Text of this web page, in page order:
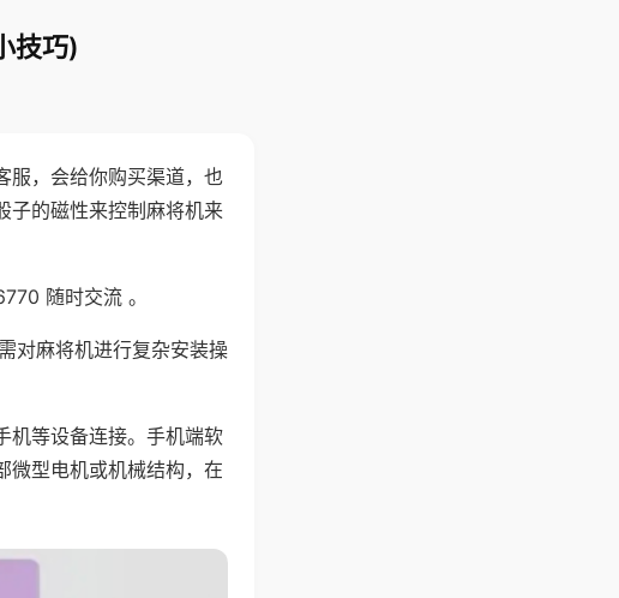
技巧)
服，会给你购买渠道，也
子的磁性来控制麻将机来
随时交流 。
对麻将机进行复杂安装操
机等设备连接。手机端软
微型电机或机械结构，在